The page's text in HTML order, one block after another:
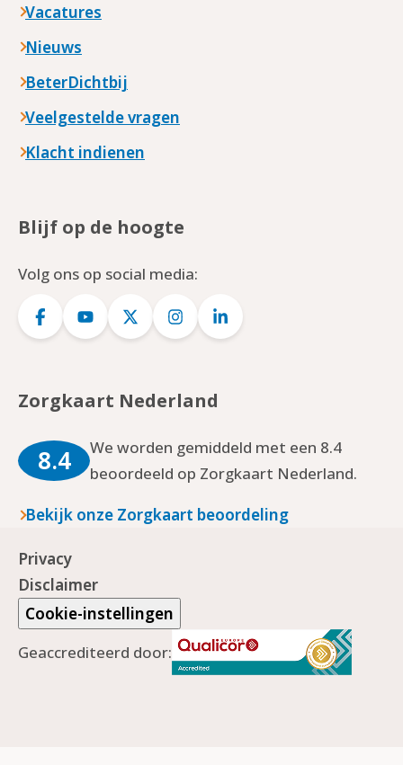
Vacatures
Nieuws
BeterDichtbij
Veelgestelde vragen
Klacht indienen
Blijf op de hoogte
Volg ons op social media:
Logo
Logo
Logo
Logo
Logo
Zorgkaart Nederland
8.4
We worden gemiddeld met een 8.4
beoordeeld op Zorgkaart Nederland.
Bekijk onze Zorgkaart beoordeling
Privacy
Disclaimer
Cookie-instellingen
Geaccrediteerd door: